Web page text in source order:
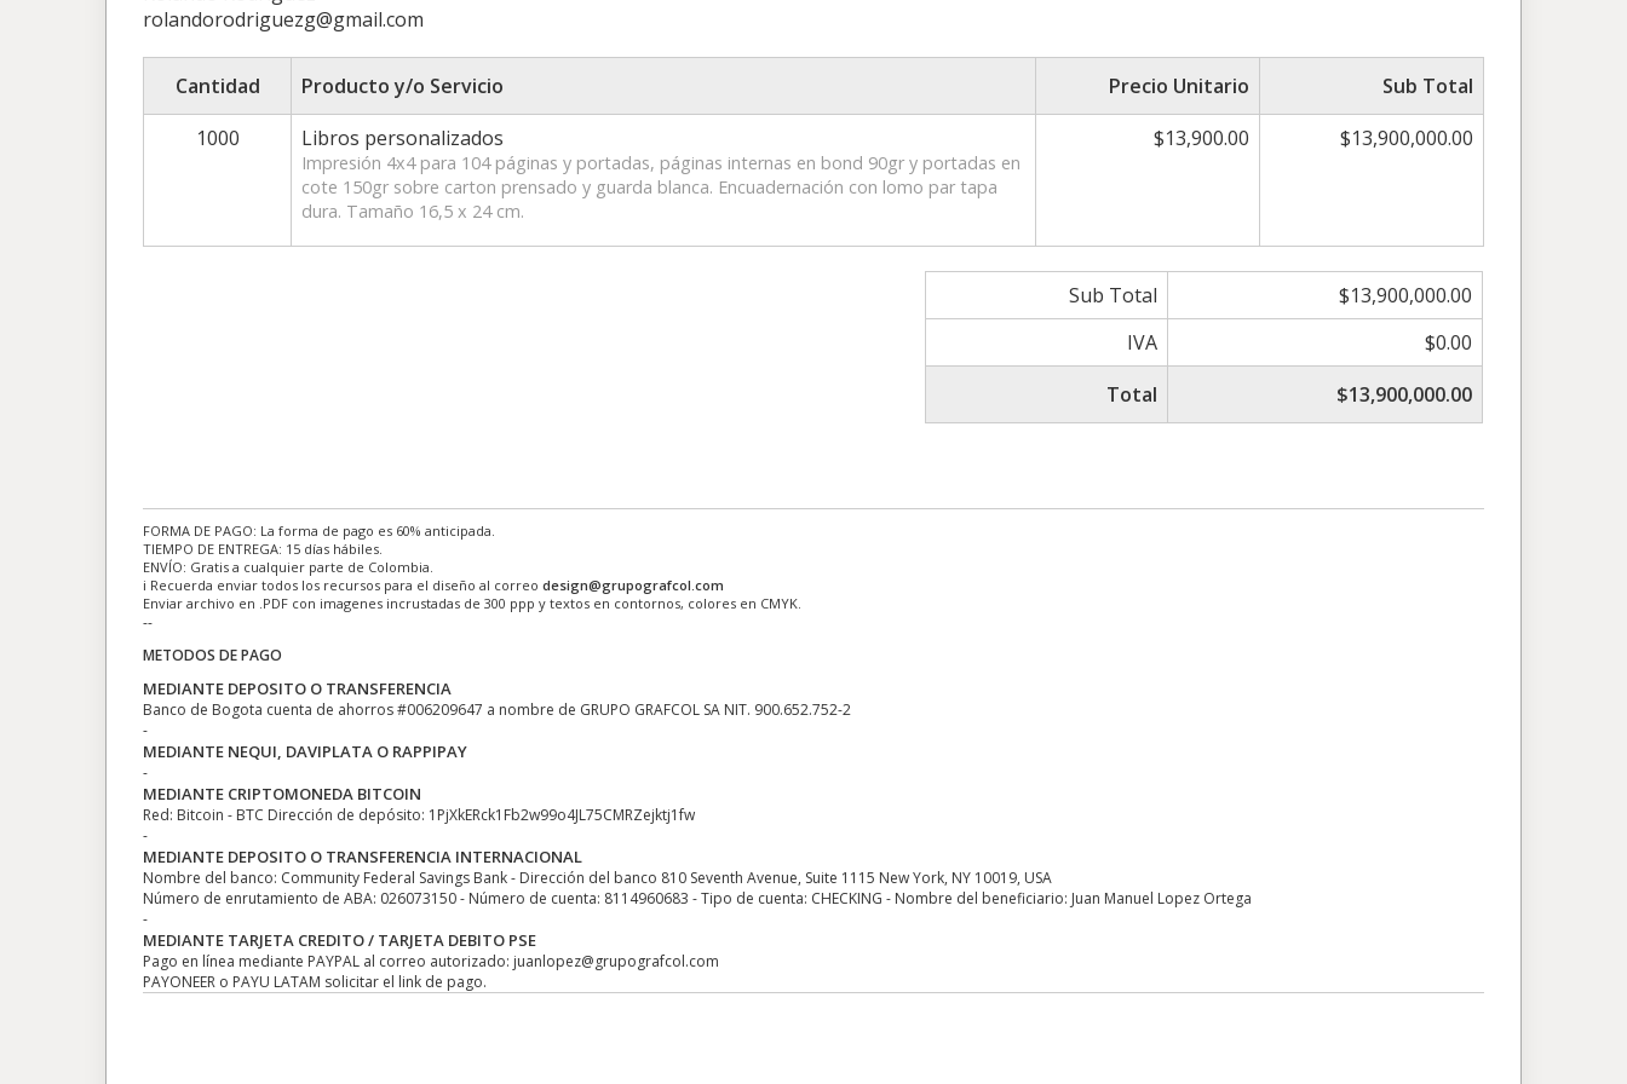
rolandorodriguezg@gmail.com
Cantidad Producto y/o Servicio Precio Unitario
Sub Total
1000
Libros personalizados
Impresión 4x4 para 104 páginas y portadas, páginas internas en bond 90gr y portadas en
cote 150gr sobre carton prensado y guarda blanca. Encuadernación con lomo par tapa
dura. Tamaño 16,5 x 24 cm.
$13,900.00 $13,900,000.00
Sub Total
$13,900,000.00
IVA
$0.00
Total
$13,900,000.00
FORMA DE PAGO: La forma de pago es 60% anticipada.
TIEMPO DE ENTREGA: 15 días hábiles.
ENVÍO: Gratis a cualquier parte de Colombia.
ℹ Recuerda enviar todos los recursos para el diseño al correo design@grupografcol.com
Enviar archivo en .PDF con imagenes incrustadas de 300 ppp y textos en contornos, colores en CMYK.
--
METODOS DE PAGO
MEDIANTE DEPOSITO O TRANSFERENCIA
Banco de Bogota cuenta de ahorros #006209647 a nombre de GRUPO GRAFCOL SA NIT. 900.652.752-2
-
MEDIANTE NEQUI, DAVIPLATA O RAPPIPAY
-
MEDIANTE CRIPTOMONEDA BITCOIN
Red: Bitcoin - BTC Dirección de depósito: 1PjXkERck1Fb2w99o4JL75CMRZejktj1fw
-
MEDIANTE DEPOSITO O TRANSFERENCIA INTERNACIONAL
Nombre del banco: Community Federal Savings Bank - Dirección del banco 810 Seventh Avenue, Suite 1115 New York, NY 10019, USA
Número de enrutamiento de ABA: 026073150 - Número de cuenta: 8114960683 - Tipo de cuenta: CHECKING - Nombre del beneficiario: Juan Manuel Lopez Ortega
-
MEDIANTE TARJETA CREDITO / TARJETA DEBITO PSE
Pago en línea mediante PAYPAL al correo autorizado: juanlopez@grupografcol.com
PAYONEER o PAYU LATAM solicitar el link de pago.